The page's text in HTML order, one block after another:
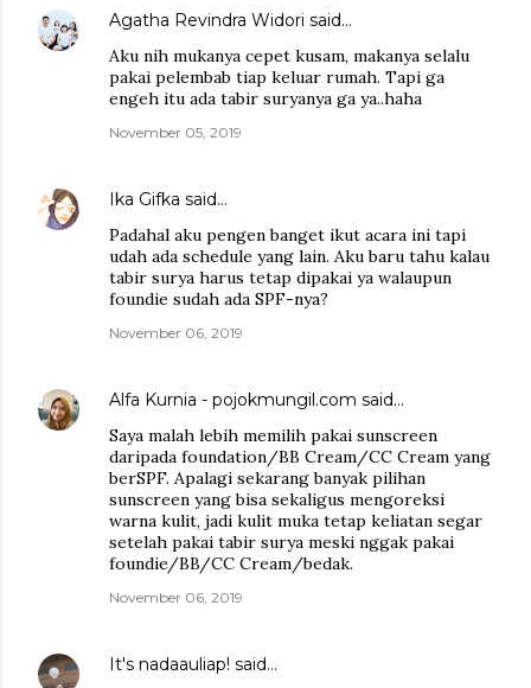
Agatha Revindra Widori said…
Aku nih mukanya cepet kusam, makanya selalu
pakai pelembab tiap keluar rumah. Tapi ga
engeh itu ada tabir suryanya ga ya..haha
November 05, 2019
Ika Gifka said…
Padahal aku pengen banget ikut acara ini tapi
udah ada schedule yang lain. Aku baru tahu kalau
tabir surya harus tetap dipakai ya walaupun
foundie sudah ada SPF-nya?
November 06, 2019
Alfa Kurnia - pojokmungil.com said…
Saya malah lebih memilih pakai sunscreen
daripada foundation/BB Cream/CC Cream yang
berSPF. Apalagi sekarang banyak pilihan
sunscreen yang bisa sekaligus mengoreksi
warna kulit, jadi kulit muka tetap keliatan segar
setelah pakai tabir surya meski nggak pakai
foundie/BB/CC Cream/bedak.
November 06, 2019
It's nadaauliap! said…